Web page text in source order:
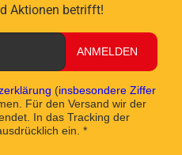
Aktionen betrifft!
ANMELDEN
(insbesondere Ziffer
Für den Versand wir der
In das Tracking der
ein. *